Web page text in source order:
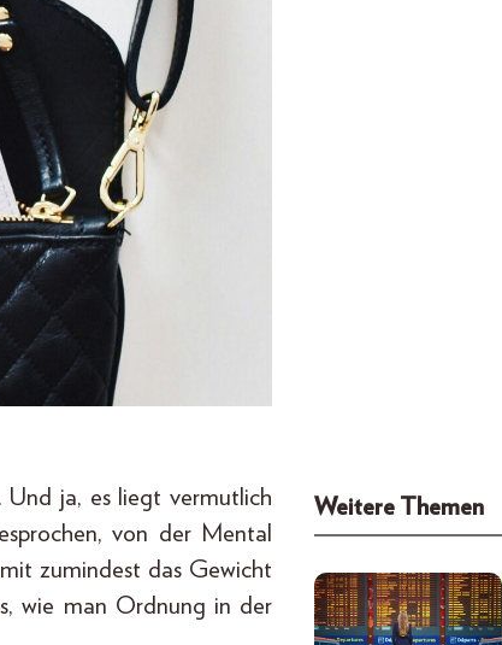
Und ja, es liegt vermutlich
von der Mental
zumindest das Gewicht
wie man Ordnung in der
Weitere Themen